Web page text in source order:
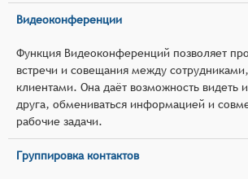
Видеоконференции
Функция Видеоконференций позволяет
встречи и совещания между
клиентами. Она даёт возможность видеть
друга, обмениваться информацией и
рабочие задачи.
Группировка контактов